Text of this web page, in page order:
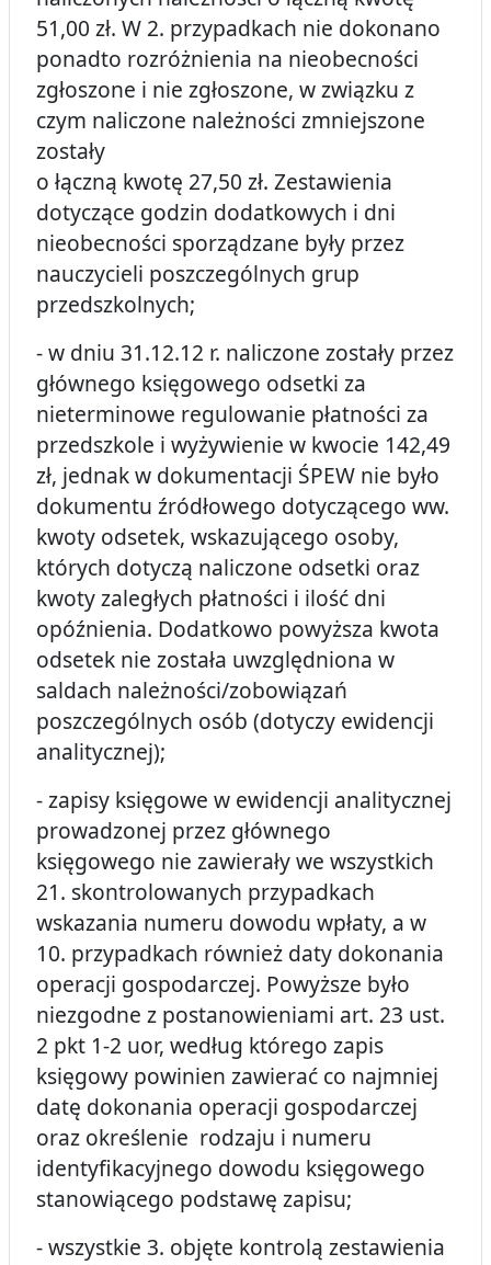
51,00 zł. W 2. przypadkach nie dokonano
ponadto rozróżnienia na nieobecności
zgłoszone i nie zgłoszone, w związku z
czym naliczone należności zmniejszone
zostały
o łączną kwotę 27,50 zł. Zestawienia
dotyczące godzin dodatkowych i dni
nieobecności sporządzane były przez
nauczycieli poszczególnych grup
przedszkolnych;
- w dniu 31.12.12 r. naliczone zostały przez
głównego księgowego odsetki za
nieterminowe regulowanie płatności za
przedszkole i wyżywienie w kwocie 142,49
zł, jednak w dokumentacji ŚPEW nie było
dokumentu źródłowego dotyczącego ww.
kwoty odsetek, wskazującego osoby,
których dotyczą naliczone odsetki oraz
kwoty zaległych płatności i ilość dni
opóźnienia. Dodatkowo powyższa kwota
odsetek nie została uwzględniona w
saldach należności/zobowiązań
poszczególnych osób (dotyczy ewidencji
analitycznej);
- zapisy księgowe w ewidencji analitycznej
prowadzonej przez głównego
księgowego nie zawierały we wszystkich
21. skontrolowanych przypadkach
wskazania numeru dowodu wpłaty, a w
10. przypadkach również daty dokonania
operacji gospodarczej. Powyższe było
niezgodne z postanowieniami art. 23 ust.
2 pkt 1-2 uor, według którego zapis
księgowy powinien zawierać co najmniej
datę dokonania operacji gospodarczej
oraz określenie rodzaju i numeru
identyfikacyjnego dowodu księgowego
stanowiącego podstawę zapisu;
- wszystkie 3. objęte kontrolą zestawienia